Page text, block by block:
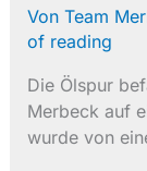
Von Team
of reading
Die Ölspur
Merbeck auf
wurde von